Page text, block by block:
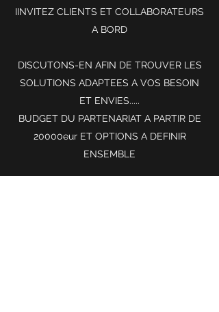
IINVITEZ CLIENTS ET COLLABORATEURS
A BORD
DISCUTONS-EN AFIN DE TROUVER LES
SOLUTIONS ADAPTEES A VOS BESOIN
ET ENVIES.....
BUDGET DU PARTENARIAT A PARTIR DE
20000eur ET OPTIONS A DEFINIR
ENSEMBLE